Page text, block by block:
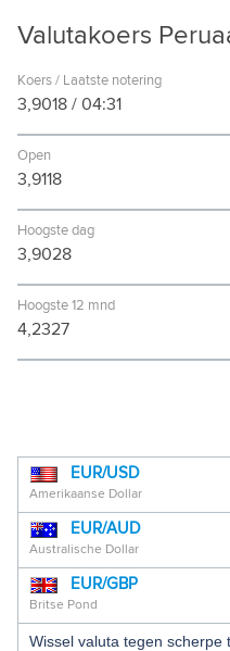
Valutakoers
Koers / Laatste notering
3,9018 / 04:31
Open
3,9118
Hoogste dag
3,9028
Hoogste 12 mnd
4,2327
EUR/USD
Amerikaanse Dollar
EUR/AUD
Australische Dollar
EUR/GBP
Britse Pond
Wissel valuta tegen scherpe